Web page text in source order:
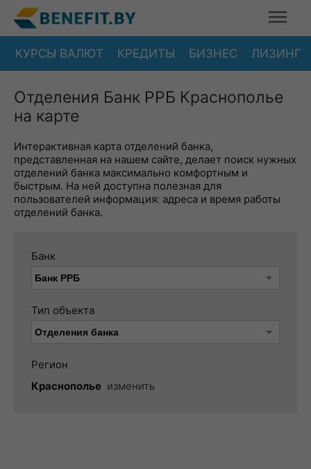
КУРСЫ ВАЛЮТ КРЕДИТЫ БИЗНЕС ЛИЗИНГ
Отделения Банк РРБ Краснополье
на карте
Интерактивная карта отделений банка,
представленная на нашем сайте, делает поиск нужных
отделений банка максимально комфортным и
быстрым. На ней доступна полезная для
пользователей информация: адреса и время работы
отделений банка.
Банк
Тип объекта
Регион
Краснополье изменить